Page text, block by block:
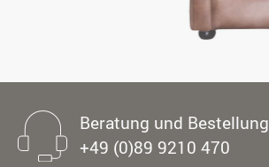
Beratung und Bestellung
+49 (0)89 9210 470